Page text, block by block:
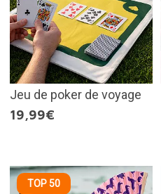
Jeu de poker de voyage
19,99€
TOP 50